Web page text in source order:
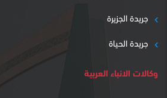
جريدة الجزيرة
جريدة الحياة
وكالات الانباء العربية